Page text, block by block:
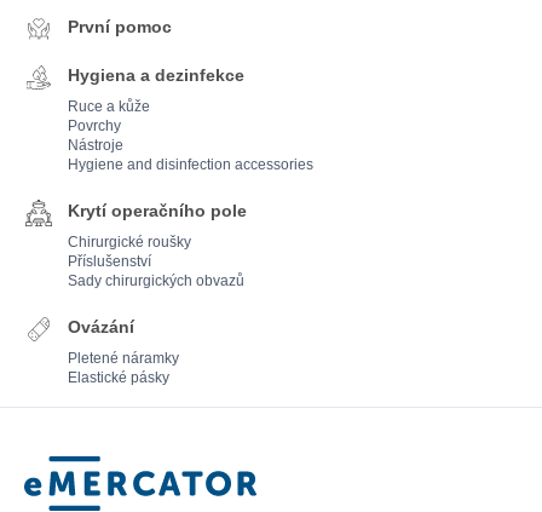
První pomoc
Hygiena a dezinfekce
Ruce a kůže
Povrchy
Nástroje
Hygiene and disinfection accessories
Krytí operačního pole
Chirurgické roušky
Příslušenství
Sady chirurgických obvazů
Ovázání
Pletené náramky
Elastické pásky
Mercator